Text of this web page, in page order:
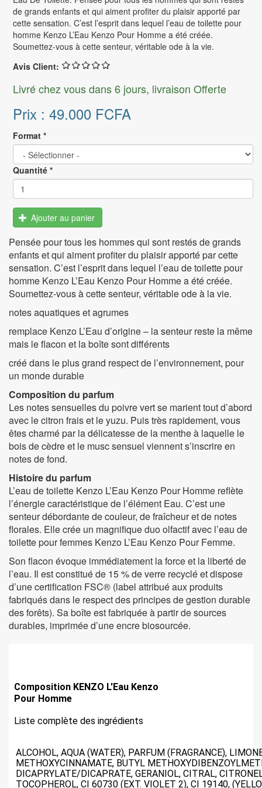
Galaxy S22
Galaxy S21
Galaxy A
Samsung reconditionné
Honor 50
SMARTPHONE REALME
Série GT
Série X
Série 9
SMARTPHONE MOTOROLA
Motorola Edge
Série E
Série G
Huawei Nova
Huawei Série P
XIAOMI MI | REDMI
12 | 12 Pro
11 Lite NE I Mi 11 I Mi 11i
11T I 11T Pro
Redmi Note 11
Redmi Note 9
Redmi 9
Poco M4 | X4 Pro
OPPO
Série Find X
Série Reno
Série A
SMARTPHONE PETIT BUDGET
Brother
Lexmark
Canon
Bouilloire électrique
Grille pain
CUISSON
Raclette - crêpière
Plaque de cuisson
Friteuse
BEAUTE
Rasoir électrique
Sèche cheveux
Lisseur
Epilateur
HYGIÉNE - SANTÉ
Bio - Compléments alimentaires
Hygiène féminine
Appareils de diagnostic et suivi médical
Soin des mains et des pieds
Matériel et fournitures médicales
Diabétiques
Antiparasitaire
Crèmes et laits
GROSSESSE - MATERNITÉ
Compléments alimentaires
Test d’ovulation et de grossesse
Alimentation
Tire - lait
PARFUMS FEMME
Eau de parfum
PARFUMS HOMME
Eau de parfum
Eau de toilette
AUTO - MOTO
Gps - Accessoires Gps
Automobile
de grands enfants et qui aiment profiter du plaisir apporté par
cette sensation. C’est l’esprit dans lequel l’eau de toilette pour
homme Kenzo L’Eau Kenzo Pour Homme a été créée.
Soumettez-vous à cette senteur, véritable ode à la vie.
Avis Client:
Livré chez vous dans 6 jours, livraison Offerte
Prix : 49.000 FCFA
Format *
Quantité *
Ajouter au panier
Pensée pour tous les hommes qui sont restés de grands
enfants et qui aiment profiter du plaisir apporté par cette
sensation. C’est l’esprit dans lequel l’eau de toilette pour
homme Kenzo L’Eau Kenzo Pour Homme a été créée.
Soumettez-vous à cette senteur, véritable ode à la vie.
notes aquatiques et agrumes
remplace Kenzo L’Eau d’origine – la senteur reste la même
mais le flacon et la boîte sont différents
créé dans le plus grand respect de l’environnement, pour
un monde durable
Composition du parfum
Les notes sensuelles du poivre vert se marient tout d’abord
avec le citron frais et le yuzu. Puis très rapidement, vous
êtes charmé par la délicatesse de la menthe à laquelle le
bois de cèdre et le musc sensuel viennent s’inscrire en
notes de fond.
Histoire du parfum
L’eau de toilette Kenzo L’Eau Kenzo Pour Homme reflète
l’énergie caractéristique de l’élément Eau. C’est une
senteur débordante de couleur, de fraîcheur et de notes
florales. Elle crée un magnifique duo olfactif avec l’eau de
toilette pour femmes Kenzo L’Eau Kenzo Pour Femme.
Son flacon évoque immédiatement la force et la liberté de
l’eau. Il est constitué de 15 % de verre recyclé et dispose
d’une certification FSC® (label attribué aux produits
fabriqués dans le respect des principes de gestion durable
des forêts). Sa boîte est fabriquée à partir de sources
durables, imprimée d’une encre biosourcée.
Composition KENZO L'Eau Kenzo
Pour Homme
Liste complète des ingrédients
ALCOHOL, AQUA (WATER), PARFUM (FRAGRANCE),
METHOXYCINNAMATE, BUTYL
DICAPRYLATE/DICAPRATE, GERANIOL, CITRAL,
TOCOPHEROL, CI 60730 (EXT. VIOLET 2), CI 19140,